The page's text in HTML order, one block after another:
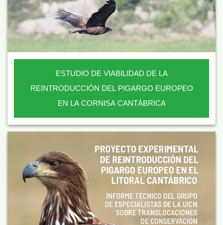
ESTUDIO DE VIABILIDAD DE LA
REINTRODUCCIÓN DEL PIGARGO EUROPEO
EN LA CORNISA CANTÁBRICA